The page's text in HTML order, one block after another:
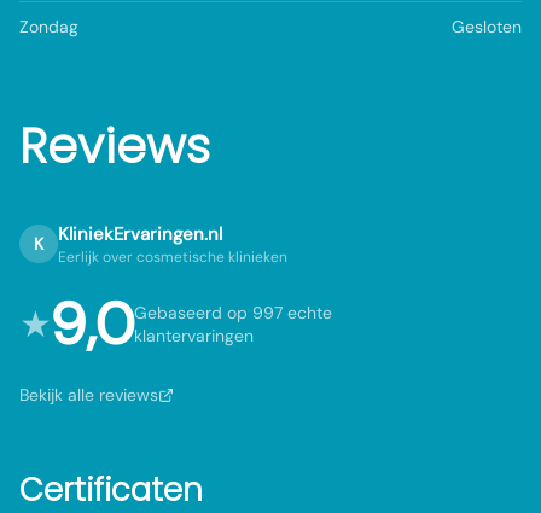
Zondag Gesloten
Reviews
K KliniekErvaringen.nl
Eerlijk over cosmetische klinieken
★9,0Gebaseerd op 997 echte
klantervaringen
Bekijk alle reviews
Certificaten